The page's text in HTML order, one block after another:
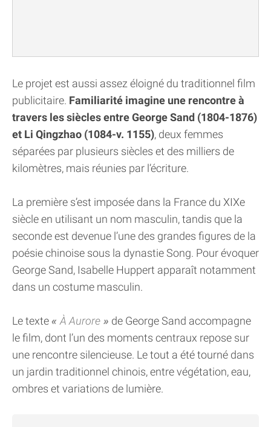
Le projet est aussi assez éloigné du traditionnel film
publicitaire. Familiarité imagine une rencontre à
travers les siècles entre George Sand (1804-1876)
et Li Qingzhao (1084-v. 1155), deux femmes
séparées par plusieurs siècles et des milliers de
kilomètres, mais réunies par l’écriture.
La première s’est imposée dans la France du XIXe
siècle en utilisant un nom masculin, tandis que la
seconde est devenue l’une des grandes figures de la
poésie chinoise sous la dynastie Song. Pour évoquer
George Sand, Isabelle Huppert apparaît notamment
dans un costume masculin.
Le texte À Aurore
de George Sand accompagne
le film, dont l’un des moments centraux repose sur
une rencontre silencieuse. Le tout a été tourné dans
un jardin traditionnel chinois, entre végétation, eau,
ombres et variations de lumière.